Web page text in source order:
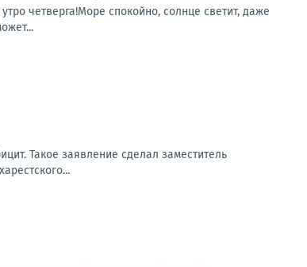
четверга!Море спокойно, солнце светит, даже
Такое заявление сделал заместитель